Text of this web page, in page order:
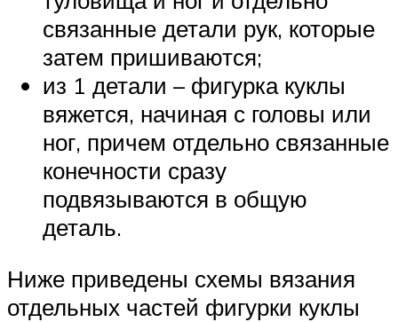
связанные детали рук, которые
затем пришиваются;
из 1 детали – фигурка куклы
вяжется, начиная с головы или
ног, причем отдельно связанные
конечности сразу
подвязываются в общую
деталь.
Ниже приведены схемы вязания
отдельных частей фигурки куклы